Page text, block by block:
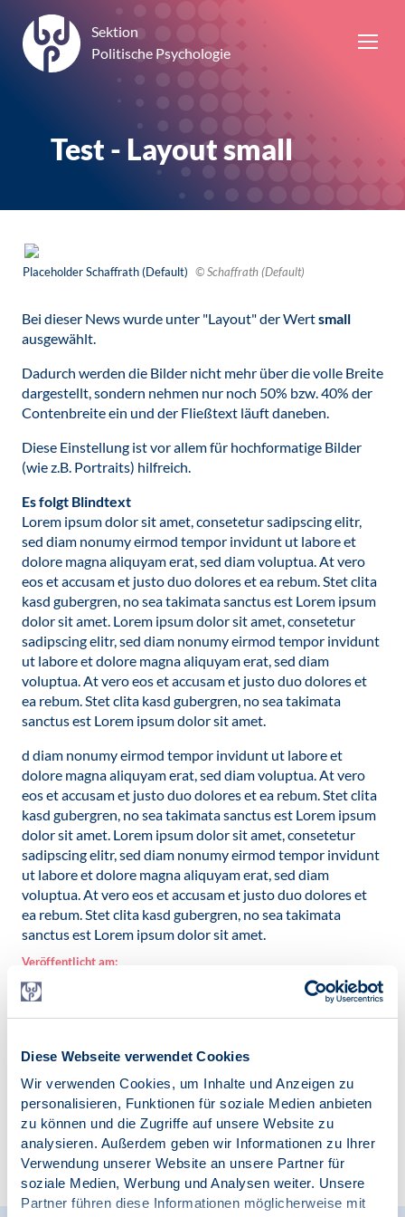
Diese Webseite verwendet Cookies
Wir verwenden Cookies, um Inhalte und Anzeigen zu
personalisieren, Funktionen für soziale Medien anbieten
zu können und die Zugriffe auf unsere Website zu
analysieren. Außerdem geben wir Informationen zu Ihrer
Verwendung unserer Website an unsere Partner für
soziale Medien, Werbung und Analysen weiter. Unsere
Partner führen diese Informationen möglicherweise mit
Sektion
Politische Psychologie
Test - Layout small
Placeholder Schaffrath (Default) © Schaffrath (Default)
Bei dieser News wurde unter "Layout" der Wertsmall
ausgewählt.
Dadurch werden die Bilder nicht mehr über die volle Breite
dargestellt, sondern nehmen nur noch 50% bzw. 40% der
Contenbreite ein und der Fließtext läuft daneben.
Diese Einstellung ist vor allem für hochformatige Bilder
(wie z.B. Portraits) hilfreich.
Es folgt Blindtext
Lorem ipsum dolor sit amet, consetetur sadipscing elitr,
sed diam nonumy eirmod tempor invidunt ut labore et
dolore magna aliquyam erat, sed diam voluptua. At vero
eos et accusam et justo duo dolores et ea rebum. Stet clita
kasd gubergren, no sea takimata sanctus est Lorem ipsum
dolor sit amet. Lorem ipsum dolor sit amet, consetetur
sadipscing elitr, sed diam nonumy eirmod tempor invidunt
ut labore et dolore magna aliquyam erat, sed diam
voluptua. At vero eos et accusam et justo duo dolores et
ea rebum. Stet clita kasd gubergren, no sea takimata
sanctus est Lorem ipsum dolor sit amet.
d diam nonumy eirmod tempor invidunt ut labore et
dolore magna aliquyam erat, sed diam voluptua. At vero
eos et accusam et justo duo dolores et ea rebum. Stet clita
kasd gubergren, no sea takimata sanctus est Lorem ipsum
dolor sit amet. Lorem ipsum dolor sit amet, consetetur
sadipscing elitr, sed diam nonumy eirmod tempor invidunt
ut labore et dolore magna aliquyam erat, sed diam
voluptua. At vero eos et accusam et justo duo dolores et
ea rebum. Stet clita kasd gubergren, no sea takimata
sanctus est Lorem ipsum dolor sit amet.
Veröffentlicht am:
01.07.2020
Kategorien:
Zur Übersicht